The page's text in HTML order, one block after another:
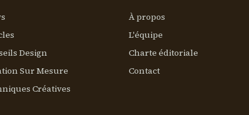
Design
Sur Mesure
Créatives
À propos
L'équipe
Charte éditoriale
Contact